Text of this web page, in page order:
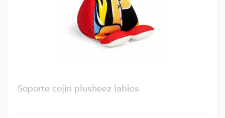
Soporte cojin plusheez labios